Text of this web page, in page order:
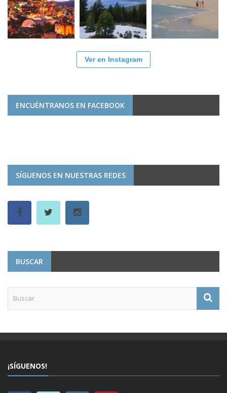
Ver en Instagram
ENCUÉNTRANOS EN FACEBOOK
SÍGUENOS EN NUESTRAS REDES
BUSCAR
¡SÍGUENOS!